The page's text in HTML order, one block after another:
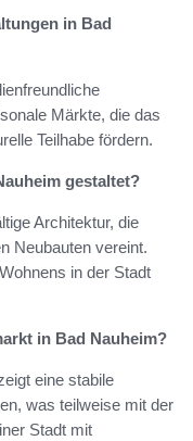
in Bad
Märkte, die das
Teilhabe fördern.
gestaltet?
Architektur, die
Neubauten vereint.
in der Stadt
in Bad Nauheim?
eine stabile
was teilweise mit der
Stadt mit